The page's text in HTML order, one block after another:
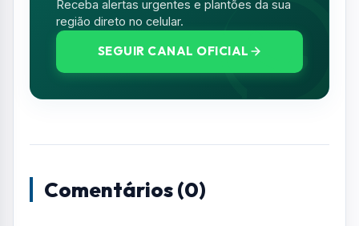
Deixe seu Comentário
NOME *